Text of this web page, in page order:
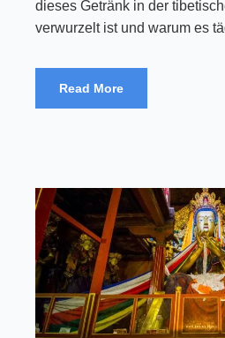
dieses Getränk in der
verwurzelt ist und warum es
Read More